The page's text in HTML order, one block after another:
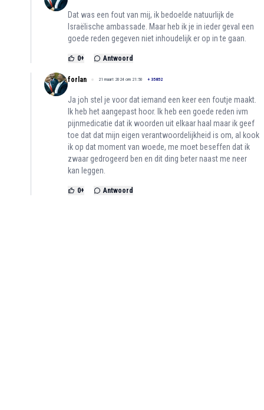
Dat was een fout van mij, ik bedoelde natuurlijk de
Israëlische ambassade. Maar heb ik je in ieder geval een
goede reden gegeven niet inhoudelijk er op in te gaan.
0+ Antwoord
forlan 21 maart 2024 om 21:50 + 35852
Ja joh stel je voor dat iemand een keer een foutje maakt.
Ik heb het aangepast hoor. Ik heb een goede reden ivm
pijnmedicatie dat ik woorden uit elkaar haal maar ik geef
toe dat dat mijn eigen verantwoordelijkheid is om, al kook
ik op dat moment van woede, me moet beseffen dat ik
zwaar gedrogeerd ben en dit ding beter naast me neer
kan leggen.
0+ Antwoord